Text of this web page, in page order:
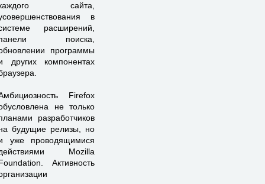
сайта,
в
расширений,
поиска,
программы
других компонентах
Firefox
не только
разработчиков
будущие релизы, но
уже проводящимися
Mozilla
Активность